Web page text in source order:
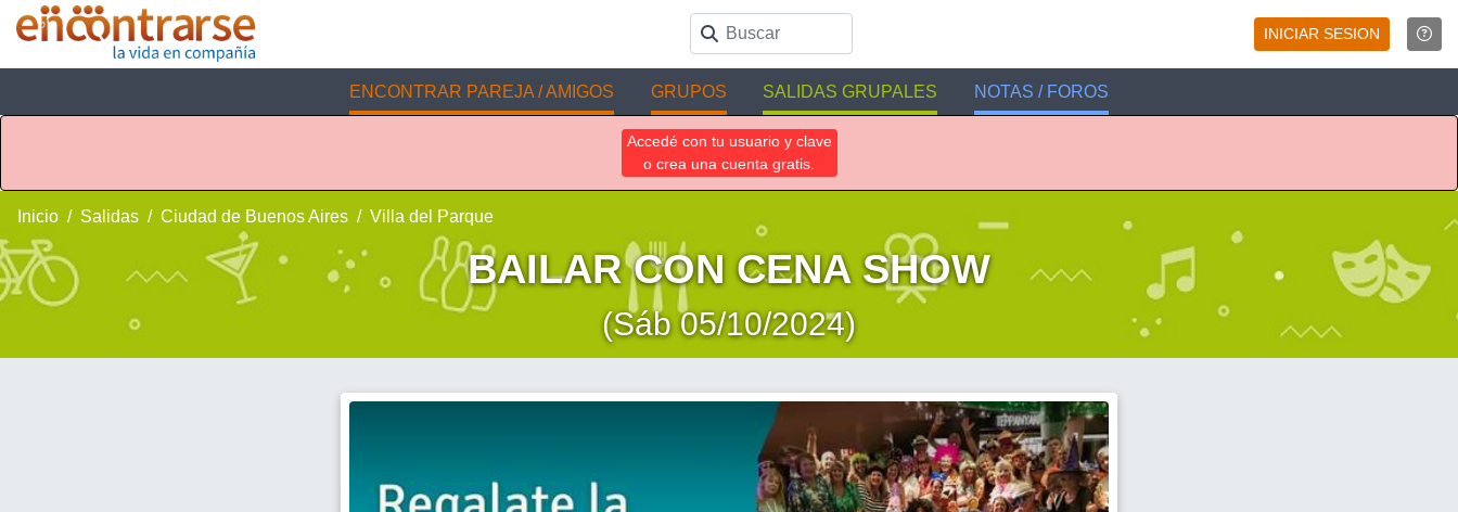
INICIAR SESION
ENCONTRAR PAREJA / AMIGOS GRUPOS SALIDAS GRUPALES NOTAS / FOROS
Accedé con tu usuario y clave
o crea una cuenta gratis.
Inicio Salidas Ciudad de Buenos Aires Villa del Parque
BAILAR CON CENA SHOW
(Sáb 05/10/2024)